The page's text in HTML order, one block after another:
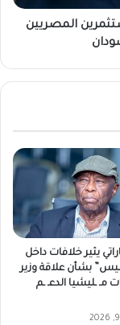
المصريين
يثير خلافات داخل
بشأن علاقة وزير
مـ ـليشيا الدعـ ـم